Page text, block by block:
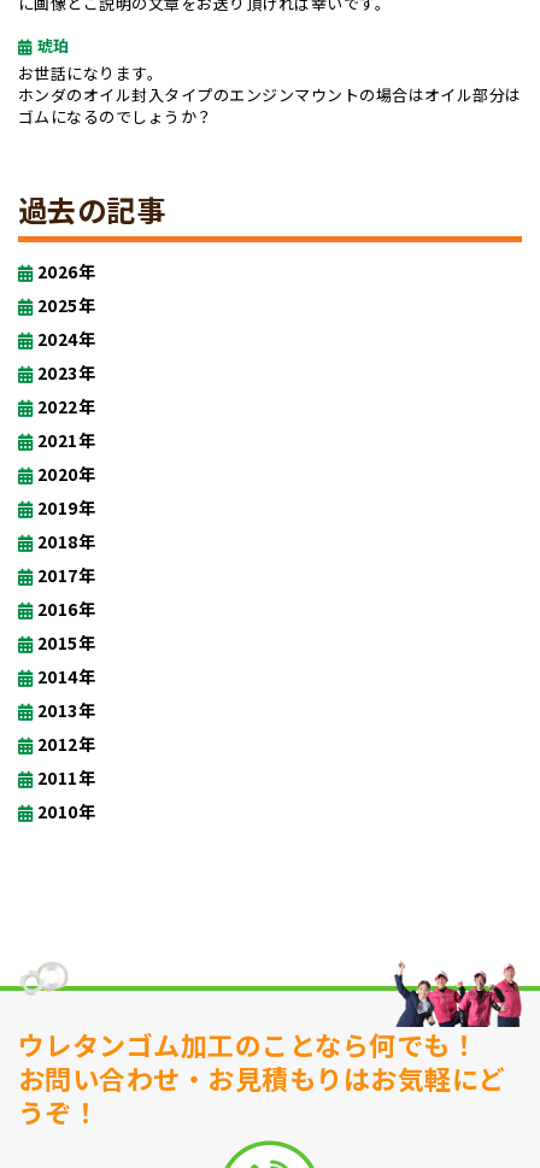
琥珀
お世話になります。
ホンダのオイル封入タイプのエンジンマウントの場合はオイル部分は
ゴムになるのでしょうか？
過去の記事
2026年
2025年
2024年
2023年
2022年
2021年
2020年
2019年
2018年
2017年
2016年
2015年
2014年
2013年
2012年
2011年
2010年
ウレタンゴム加工のことなら何でも！
お問い合わせ・お見積もりはお気軽にど
うぞ！